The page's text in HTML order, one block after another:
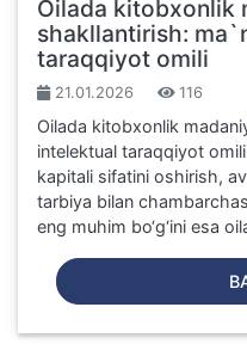
Oilada kitobxonlik
shakllantirish:
taraqqiyot omili
21.01.2026 116
Oilada kitobxonlik
intelektual taraqqiyot
kapitali sifatini oshirish,
tarbiya bilan
eng muhim bo‘g‘ini esa